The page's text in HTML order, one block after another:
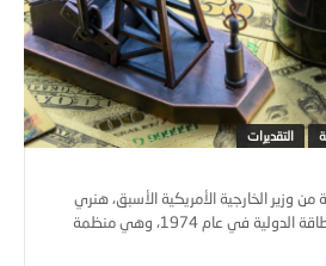
التقديرات
وزير الخارجية الأمريكية الأسبق، هنري
كيسنجر، تأسست وكالة الطاقة الدولية في عام 1974، وهي منظمة